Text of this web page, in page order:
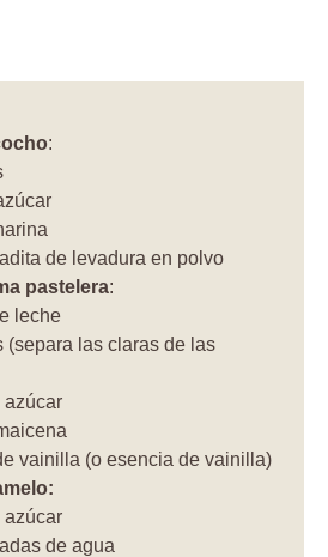
:
de levadura en polvo
pastelera:
leche
(separa las claras de las
azúcar
vainilla (o esencia de vainilla)
azúcar
de agua